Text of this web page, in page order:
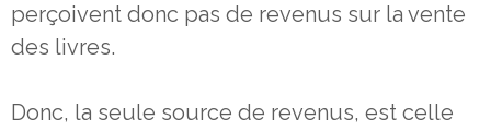
perçoivent donc pas de revenus sur la vente
des livres.
Donc, la seule source de revenus, est celle